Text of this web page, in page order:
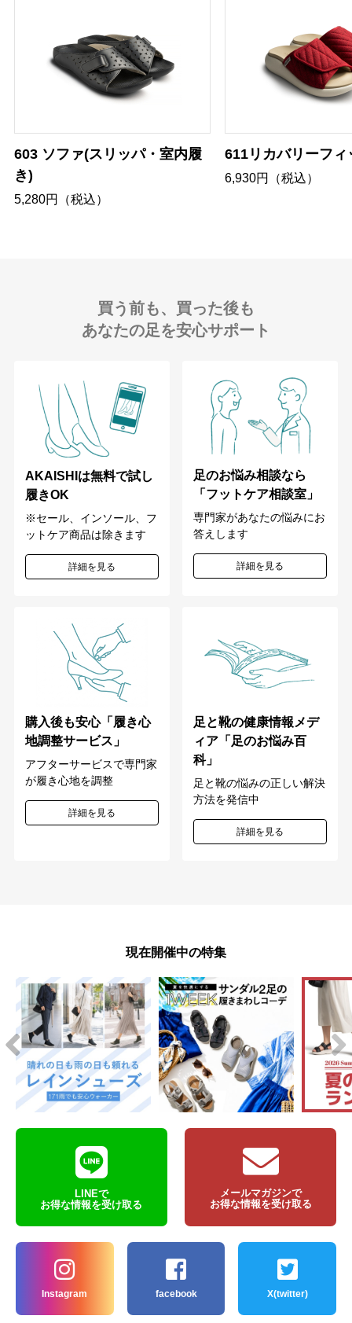
603 ソファ(スリッパ・室内履
き)
5,280円（税込）
611リカバリーフィ
6,930円（税込）
買う前も、買った後も
あなたの足を安心サポート
AKAISHIは無料で試し
履きOK
※セール、インソール、フ
ットケア商品は除きます
詳細を見る
足のお悩み相談なら
「フットケア相談室」
専門家があなたの悩みにお
答えします
詳細を見る
購入後も安心「履き心
地調整サービス」
アフターサービスで専門家
が履き心地を調整
詳細を見る
足と靴の健康情報メデ
ィア「足のお悩み百
科」
足と靴の悩みの正しい解決
方法を発信中
詳細を見る
現在開催中の特集
LINEで
お得な情報を受け取る
メールマガジンで
お得な情報を受け取る
Instagram facebook X(twitter)